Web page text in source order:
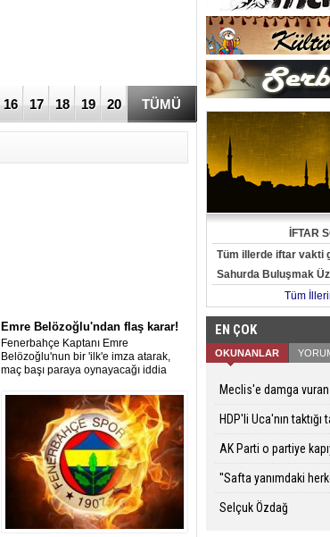
16 17 18 19 20 TÜMÜ
Emre Belözoğlu'ndan flaş karar!
Fenerbahçe Kaptanı Emre
Belözoğlu'nun bir 'ilk'e imza atarak,
maç başı paraya oynayacağı iddia
50 bin Euro verilecek. 30 maç barajını
geçerse bu rakam 75 bin Euro'ya
yükseltilecek.
Yeni
Fikret
İFTAR
Tüm illerde iftar vakti
Sahurda Buluşmak
Tüm
EN ÇOK
OKUNANLAR
Meclis'e damga
HDP'li Uca'nın
AK Parti o partiye
''Safta yanımdaki
Selçuk Özdağ